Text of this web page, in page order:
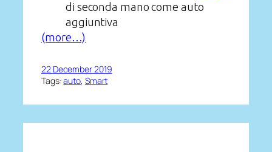
di seconda mano come auto
aggiuntiva
(more…)
22 December 2019
Tags:auto, Smart